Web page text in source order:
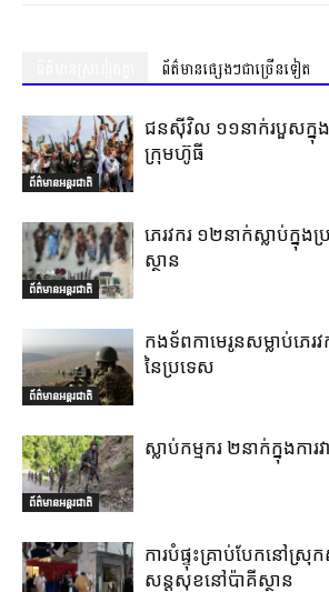
ព័ត៌មានផ្សេងៗជាច្រើនទៀត
ព័ត៌មានអន្តរជាតិ
ជនស៊ីវិល ១១នាក់របួសក្នុង
ក្រុមហ៊ូធី
ព័ត៌មានអន្តរជាតិ
ភេរវករ ១២នាក់ស្លាប់ក្នុង
ស្ថាន
ព័ត៌មានអន្តរជាតិ
កងទ័ពកាមេរូនសម្លាប់ភេរ
នៃប្រទេស
ព័ត៌មានអន្តរជាតិ
ស្លាប់កម្មករ ២នាក់ក្នុងការ
ការបំផ្ទុះគ្រាប់បែកនៅស្រុ
សន្តសុខនៅប៉ាគីស្ថាន